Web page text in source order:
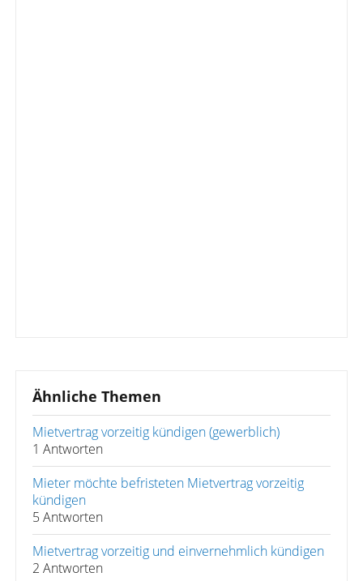
Ähnliche Themen
Mietvertrag vorzeitig kündigen (gewerblich)
1 Antworten
Mieter möchte befristeten Mietvertrag vorzeitig
kündigen
5 Antworten
Mietvertrag vorzeitig und einvernehmlich kündigen
2 Antworten